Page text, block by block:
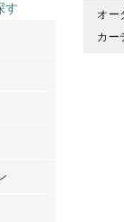
オー
カー
す